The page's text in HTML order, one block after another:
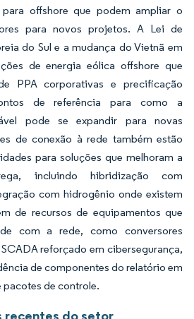
offshore que podem ampliar o
para novos projetos. A Lei de
do Sul e a mudança do Vietnã em
de energia eólica offshore que
PPA corporativas e precificação
de referência para como a
pode se expandir para novas
de conexão à rede também estão
para soluções que melhoram a
incluindo hibridização com
com hidrogênio onde existem
de recursos de equipamentos que
com a rede, como conversores
reforçado em cibersegurança,
de componentes do relatório em
de controle.